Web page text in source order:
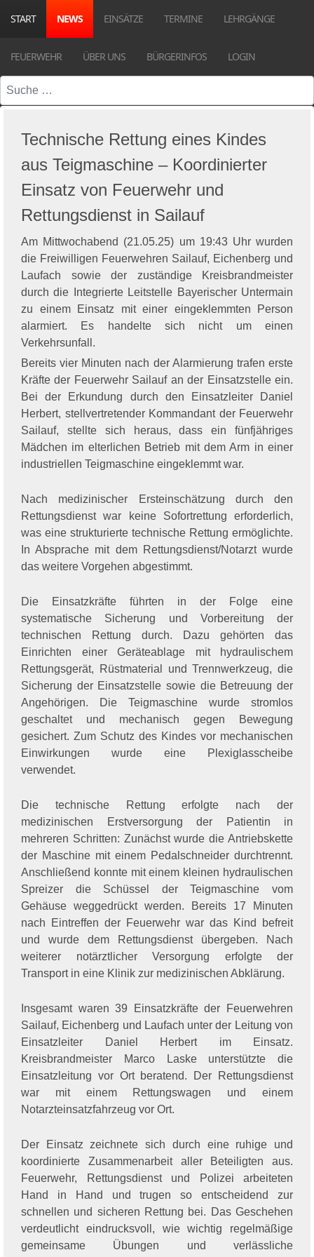
START NEWS EINSÄTZE TERMINE LEHRGÄNGE
FEUERWEHR ÜBER UNS BÜRGERINFOS LOGIN
Suchen
Technische Rettung eines Kindes
aus Teigmaschine – Koordinierter
Einsatz von Feuerwehr und
Rettungsdienst in Sailauf
Am Mittwochabend (21.05.25) um 19:43 Uhr wurden
die Freiwilligen Feuerwehren Sailauf, Eichenberg und
Laufach sowie der zuständige Kreisbrandmeister
durch die Integrierte Leitstelle Bayerischer Untermain
zu einem Einsatz mit einer eingeklemmten Person
alarmiert. Es handelte sich nicht um einen
Verkehrsunfall.
Bereits vier Minuten nach der Alarmierung trafen erste
Kräfte der Feuerwehr Sailauf an der Einsatzstelle ein.
Bei der Erkundung durch den Einsatzleiter Daniel
Herbert, stellvertretender Kommandant der Feuerwehr
Sailauf, stellte sich heraus, dass ein fünfjähriges
Mädchen im elterlichen Betrieb mit dem Arm in einer
industriellen Teigmaschine eingeklemmt war.
Nach medizinischer Ersteinschätzung durch den
Rettungsdienst war keine Sofortrettung erforderlich,
was eine strukturierte technische Rettung ermöglichte.
In Absprache mit dem Rettungsdienst/Notarzt wurde
das weitere Vorgehen abgestimmt.
Die Einsatzkräfte führten in der Folge eine
systematische Sicherung und Vorbereitung der
technischen Rettung durch. Dazu gehörten das
Einrichten einer Geräteablage mit hydraulischem
Rettungsgerät, Rüstmaterial und Trennwerkzeug, die
Sicherung der Einsatzstelle sowie die Betreuung der
Angehörigen. Die Teigmaschine wurde stromlos
geschaltet und mechanisch gegen Bewegung
gesichert. Zum Schutz des Kindes vor mechanischen
Einwirkungen wurde eine Plexiglasscheibe
verwendet.
Die technische Rettung erfolgte nach der
medizinischen Erstversorgung der Patientin in
mehreren Schritten: Zunächst wurde die Antriebskette
der Maschine mit einem Pedalschneider durchtrennt.
Anschließend konnte mit einem kleinen hydraulischen
Spreizer die Schüssel der Teigmaschine vom
Gehäuse weggedrückt werden. Bereits 17 Minuten
nach Eintreffen der Feuerwehr war das Kind befreit
und wurde dem Rettungsdienst übergeben. Nach
weiterer notärztlicher Versorgung erfolgte der
Transport in eine Klinik zur medizinischen Abklärung.
Insgesamt waren 39 Einsatzkräfte der Feuerwehren
Sailauf, Eichenberg und Laufach unter der Leitung von
Einsatzleiter Daniel Herbert im Einsatz.
Kreisbrandmeister Marco Laske unterstützte die
Einsatzleitung vor Ort beratend. Der Rettungsdienst
war mit einem Rettungswagen und einem
Notarzteinsatzfahrzeug vor Ort.
Der Einsatz zeichnete sich durch eine ruhige und
koordinierte Zusammenarbeit aller Beteiligten aus.
Feuerwehr, Rettungsdienst und Polizei arbeiteten
Hand in Hand und trugen so entscheidend zur
schnellen und sicheren Rettung bei. Das Geschehen
verdeutlicht eindrucksvoll, wie wichtig regelmäßige
gemeinsame Übungen und verlässliche